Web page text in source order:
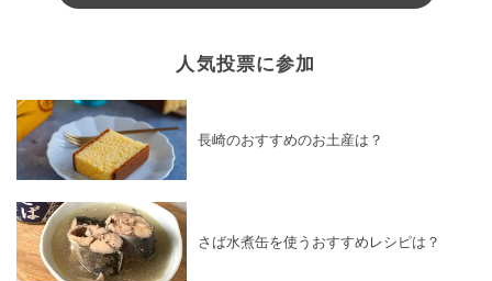
人気投票に参加
長崎のおすすめのお土産は？
さば水煮缶を使うおすすめレシピは？